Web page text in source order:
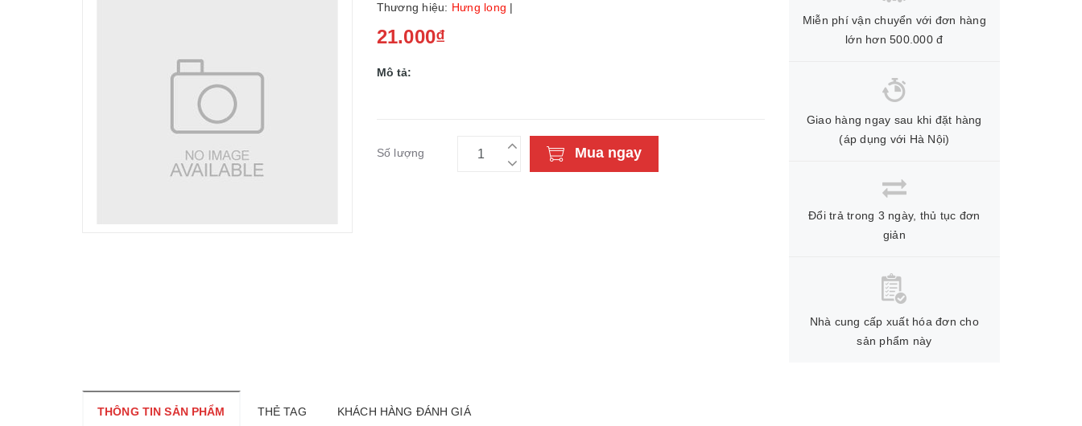
Thương hiệu: Hưng long |
21.000₫
Mô tả:
Số lượng Mua ngay
Miễn phí vận chuyển với đơn hàng
lớn hơn 500.000 đ
Giao hàng ngay sau khi đặt hàng
(áp dụng với Hà Nội)
Đổi trả trong 3 ngày, thủ tục đơn
giản
Nhà cung cấp xuất hóa đơn cho
sản phẩm này
THÔNG TIN SẢN PHẨM THẺ TAG KHÁCH HÀNG ĐÁNH GIÁ